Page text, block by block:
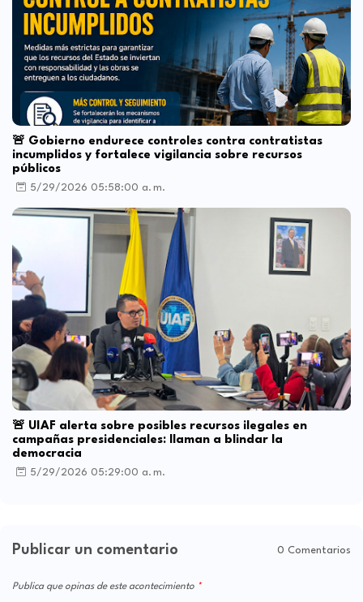
🚨 Gobierno endurece controles contra contratistas
incumplidos y fortalece vigilancia sobre recursos
públicos
5/29/2026 05:58:00 a. m.
🚨 UIAF alerta sobre posibles recursos ilegales en
campañas presidenciales: llaman a blindar la
democracia
5/29/2026 05:29:00 a. m.
Publicar un comentario 0 Comentarios
Publica que opinas de este acontecimiento